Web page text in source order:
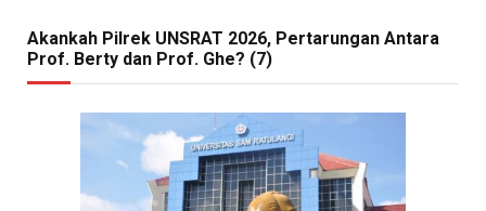
Akankah Pilrek UNSRAT 2026, Pertarungan Antara
Prof. Berty dan Prof. Ghe? (7)